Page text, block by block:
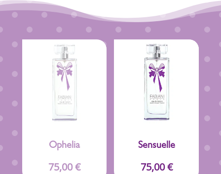
Ophelia
75,00€
Sensuelle
75,00€